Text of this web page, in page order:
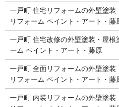
一戸町 住宅リフォームの外壁塗
リフォーム ペイント・アート・藤
一戸町 住宅改修の外壁塗装・屋根
ーム ペイント・アート・藤原
一戸町 全面リフォームの外壁塗
リフォーム ペイント・アート・藤
一戸町 内装リフォームの外壁塗